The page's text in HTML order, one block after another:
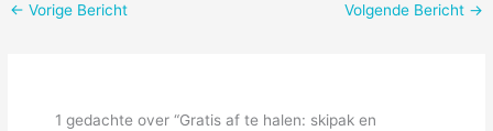
← Vorige Bericht Volgende Bericht →
1 gedachte over “Gratis af te halen: skipak en